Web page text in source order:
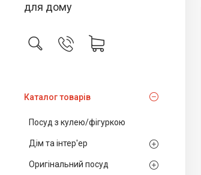
для дому
Каталог товарів
Посуд з кулею/фігуркою
Дім та інтер'ер
Оригінальний посуд